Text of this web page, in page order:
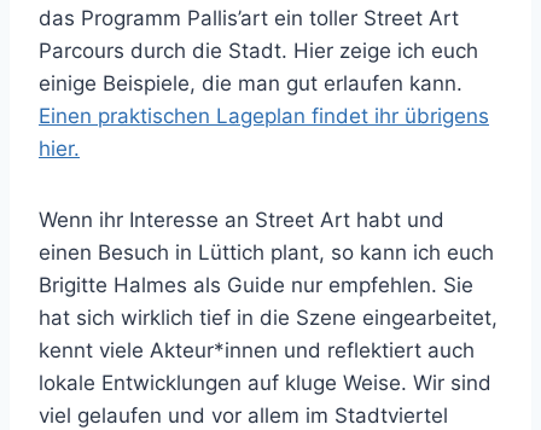
das Programm Pallis’art ein toller Street Art
Parcours durch die Stadt. Hier zeige ich euch
einige Beispiele, die man gut erlaufen kann.
Einen praktischen Lageplan findet ihr übrigens
hier.
Wenn ihr Interesse an Street Art habt und
einen Besuch in Lüttich plant, so kann ich euch
Brigitte Halmes als Guide nur empfehlen. Sie
hat sich wirklich tief in die Szene eingearbeitet,
kennt viele Akteur*innen und reflektiert auch
lokale Entwicklungen auf kluge Weise. Wir sind
viel gelaufen und vor allem im Stadtviertel